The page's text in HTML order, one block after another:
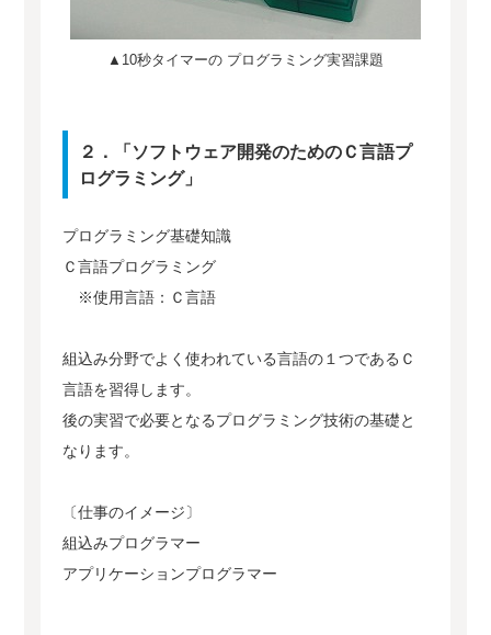
▲10秒タイマーの プログラミング実習課題
２．「ソフトウェア開発のためのＣ言語プ
ログラミング」
プログラミング基礎知識
Ｃ言語プログラミング
※使用言語：Ｃ言語
組込み分野でよく使われている言語の１つであるＣ
言語を習得します。
後の実習で必要となるプログラミング技術の基礎と
なります。
〔仕事のイメージ〕
組込みプログラマー
アプリケーションプログラマー